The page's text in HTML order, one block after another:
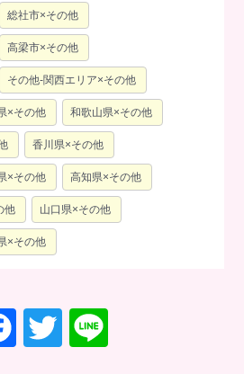
総社市×その他
高梁市×その他
その他-関西エリア×その他
×その他 和歌山県×その他
香川県×その他
×その他 高知県×その他
他 山口県×その他
×その他
F
a
T
wi